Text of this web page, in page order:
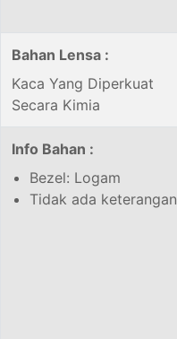
Bahan Lensa :
Kaca Yang Diperkuat
Secara Kimia
Info Bahan :
Bezel: Logam
Tidak ada keterangan